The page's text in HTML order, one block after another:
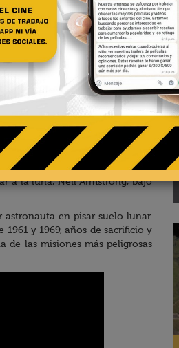
Land,Damien Chazalle, vuelve a
a la luna, Neil Armstrong, bajo
en pisar suelo lunar.
y 1969, años de sacrificio y
de las misiones más peligrosas